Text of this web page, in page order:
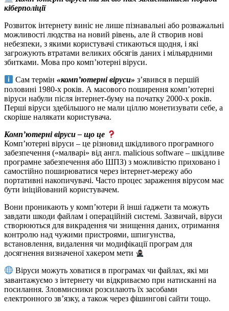
кіберполіції
Розвиток інтернету виніс не лише пізнавальні або розважальні
можливості людства на новий рівень, але й створив нові
небезпеки, з якими користувачі стикаються щодня, і які
загрожують втратами великих обсягів даних і мільярдними
збитками. Мова про комп’ютерні віруси.
Сам термін «комп’ютерні віруси» з’явився в першій
половині 1980-х років. А масового поширення комп’ютерні
віруси набули після інтернет-буму на початку 2000-х років.
Перші віруси здебільшого не мали ціллю монетизувати себе, а
скоріше налякати користувача.
Комп’ютерні віруси – що це
Комп’ютерні віруси – це різновид шкідливого програмного
забезпечення («малварі» від англ. malicious software – шкідливе
програмне забезпечення або ШПЗ) з можливістю приховано і
самостійно поширюватися через інтернет-мережу або
портативні накопичувачі. Часто процес зараження вірусом має
бути ініційований користувачем.
Вони проникають у комп’ютери й інші ґаджети та можуть
завдати шкоди файлам і операційній системі. Зазвичай, віруси
створюються для викрадення чи знищення даних, отримання
контролю над чужими пристроями, шпигунства,
встановлення, видалення чи модифікації програм для
досягнення визначеної хакером мети
Віруси можуть ховатися в програмах чи файлах, які ми
завантажуємо з інтернету чи відкриваємо при натисканні на
посилання. Зловмисники розсилають їх засобами
електронного зв’язку, а також через фішингові сайти тощо.